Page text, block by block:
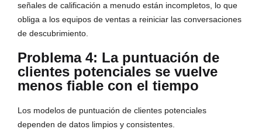
señales de calificación a menudo están incompletos, lo que
obliga a los equipos de ventas a reiniciar las conversaciones
de descubrimiento.
Problema 4: La puntuación de
clientes potenciales se vuelve
menos fiable con el tiempo
Los modelos de puntuación de clientes potenciales
dependen de datos limpios y consistentes.